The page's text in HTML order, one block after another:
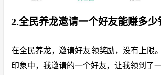
2.全民养龙邀请一个好友能赚多少
在全民养龙，邀请好友领奖励，没有上限
印象中，我邀请的一个好友，让我领到了